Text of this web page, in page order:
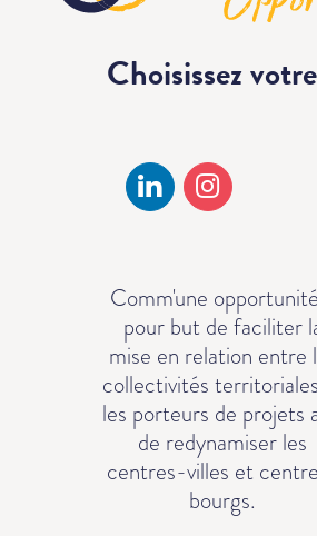
Choisissez votre
Comm'une
pour but de faciliter
mise en relation entre
collectivités
les porteurs de projets
de redynamiser les
centres-villes et
bourgs.